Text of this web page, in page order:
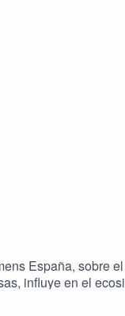
España, sobre
influye en el
y la